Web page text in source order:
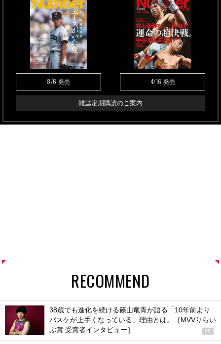
8/6 発売 4/16 発売
雑誌定期購読のご案内
RECOMMEND
38歳でも進化を続ける篠山竜青が語る「10年前より
バスケが上手くなっている」理由とは。［MVVりらい
ぶ賞 受賞者インタビュー］
PR